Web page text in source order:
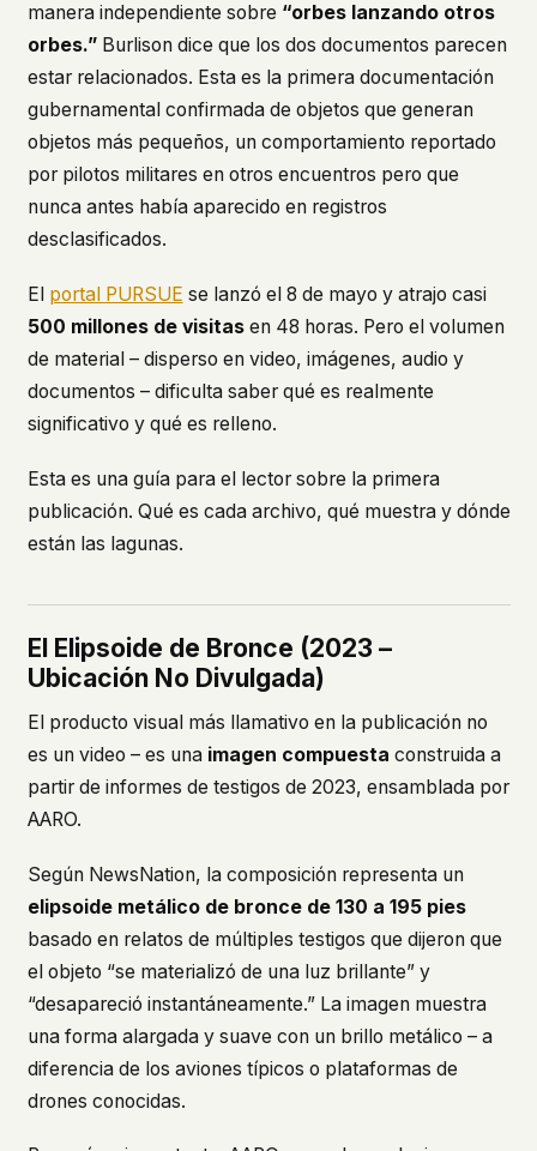
manera independiente sobre “orbes lanzando otros
orbes.”Burlison dice que los dos documentos parecen
estar relacionados. Esta es la primera documentación
gubernamental confirmada de objetos que generan
objetos más pequeños, un comportamiento reportado
por pilotos militares en otros encuentros pero que
nunca antes había aparecido en registros
desclasificados.
El portal PURSUE se lanzó el 8 de mayo y atrajo casi
500 millones de visitasen 48 horas. Pero el volumen
de material – disperso en video, imágenes, audio y
documentos – dificulta saber qué es realmente
significativo y qué es relleno.
Esta es una guía para el lector sobre la primera
publicación. Qué es cada archivo, qué muestra y dónde
están las lagunas.
El Elipsoide de Bronce (2023 –
Ubicación No Divulgada)
El producto visual más llamativo en la publicación no
es un video – es una imagen compuesta construida a
partir de informes de testigos de 2023, ensamblada por
AARO.
Según NewsNation, la composición representa un
elipsoide metálico de bronce de 130 a 195 pies
basado en relatos de múltiples testigos que dijeron que
el objeto “se materializó de una luz brillante” y
“desapareció instantáneamente.” La imagen muestra
una forma alargada y suave con un brillo metálico – a
diferencia de los aviones típicos o plataformas de
drones conocidas.